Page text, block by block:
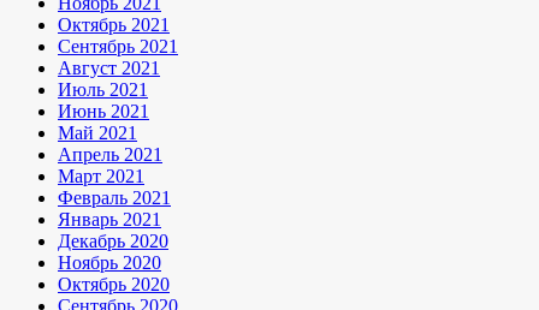
Октябрь 2021
Сентябрь 2021
Август 2021
Июль 2021
Июнь 2021
Май 2021
Апрель 2021
Март 2021
Февраль 2021
Январь 2021
Декабрь 2020
Ноябрь 2020
Октябрь 2020
Сентябрь 2020